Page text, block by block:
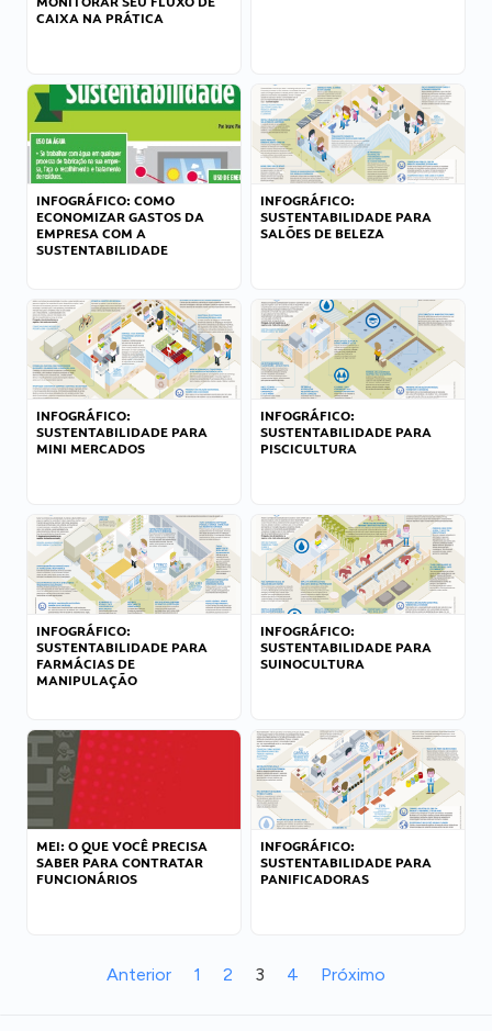
CAIXA NA PRÁTICA
INFOGRÁFICO: COMO
ECONOMIZAR GASTOS DA
EMPRESA COM A
SUSTENTABILIDADE
INFOGRÁFICO:
SUSTENTABILIDADE PARA
SALÕES DE BELEZA
INFOGRÁFICO:
SUSTENTABILIDADE PARA
MINI MERCADOS
INFOGRÁFICO:
SUSTENTABILIDADE PARA
PISCICULTURA
INFOGRÁFICO:
SUSTENTABILIDADE PARA
FARMÁCIAS DE
MANIPULAÇÃO
INFOGRÁFICO:
SUSTENTABILIDADE PARA
SUINOCULTURA
MEI: O QUE VOCÊ PRECISA
SABER PARA CONTRATAR
FUNCIONÁRIOS
INFOGRÁFICO:
SUSTENTABILIDADE PARA
PANIFICADORAS
Anterior 1 2 3 4 Próximo